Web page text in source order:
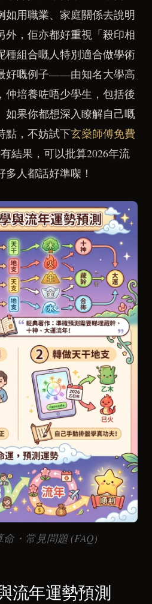
如用職業、家庭關係去說明
外，佢亦都好重視「殺印相
種組合嘅人特別適合做學術
好嘅例子——由知名大學高
仲培養咗唔少學生，包括後
如果你都想深入瞭解自己嘅
點，不妨試下玄燊師傅免費
結果，可以批算2026年流
人都話好準㗎！
・常見問題 (FAQ)
流年運勢預測